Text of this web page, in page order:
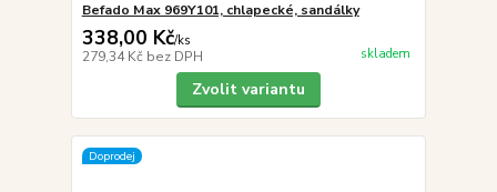
Befado Max 969Y101, chlapecké, sandálky
338,00 Kč/ks
279,34 Kč bez DPH skladem
Zvolit variantu
Doprodej